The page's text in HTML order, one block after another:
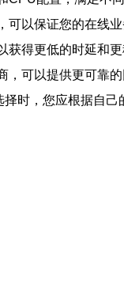
以保证您的在线业
得更低的时延和更
可以提供更可靠的
时，您应根据自